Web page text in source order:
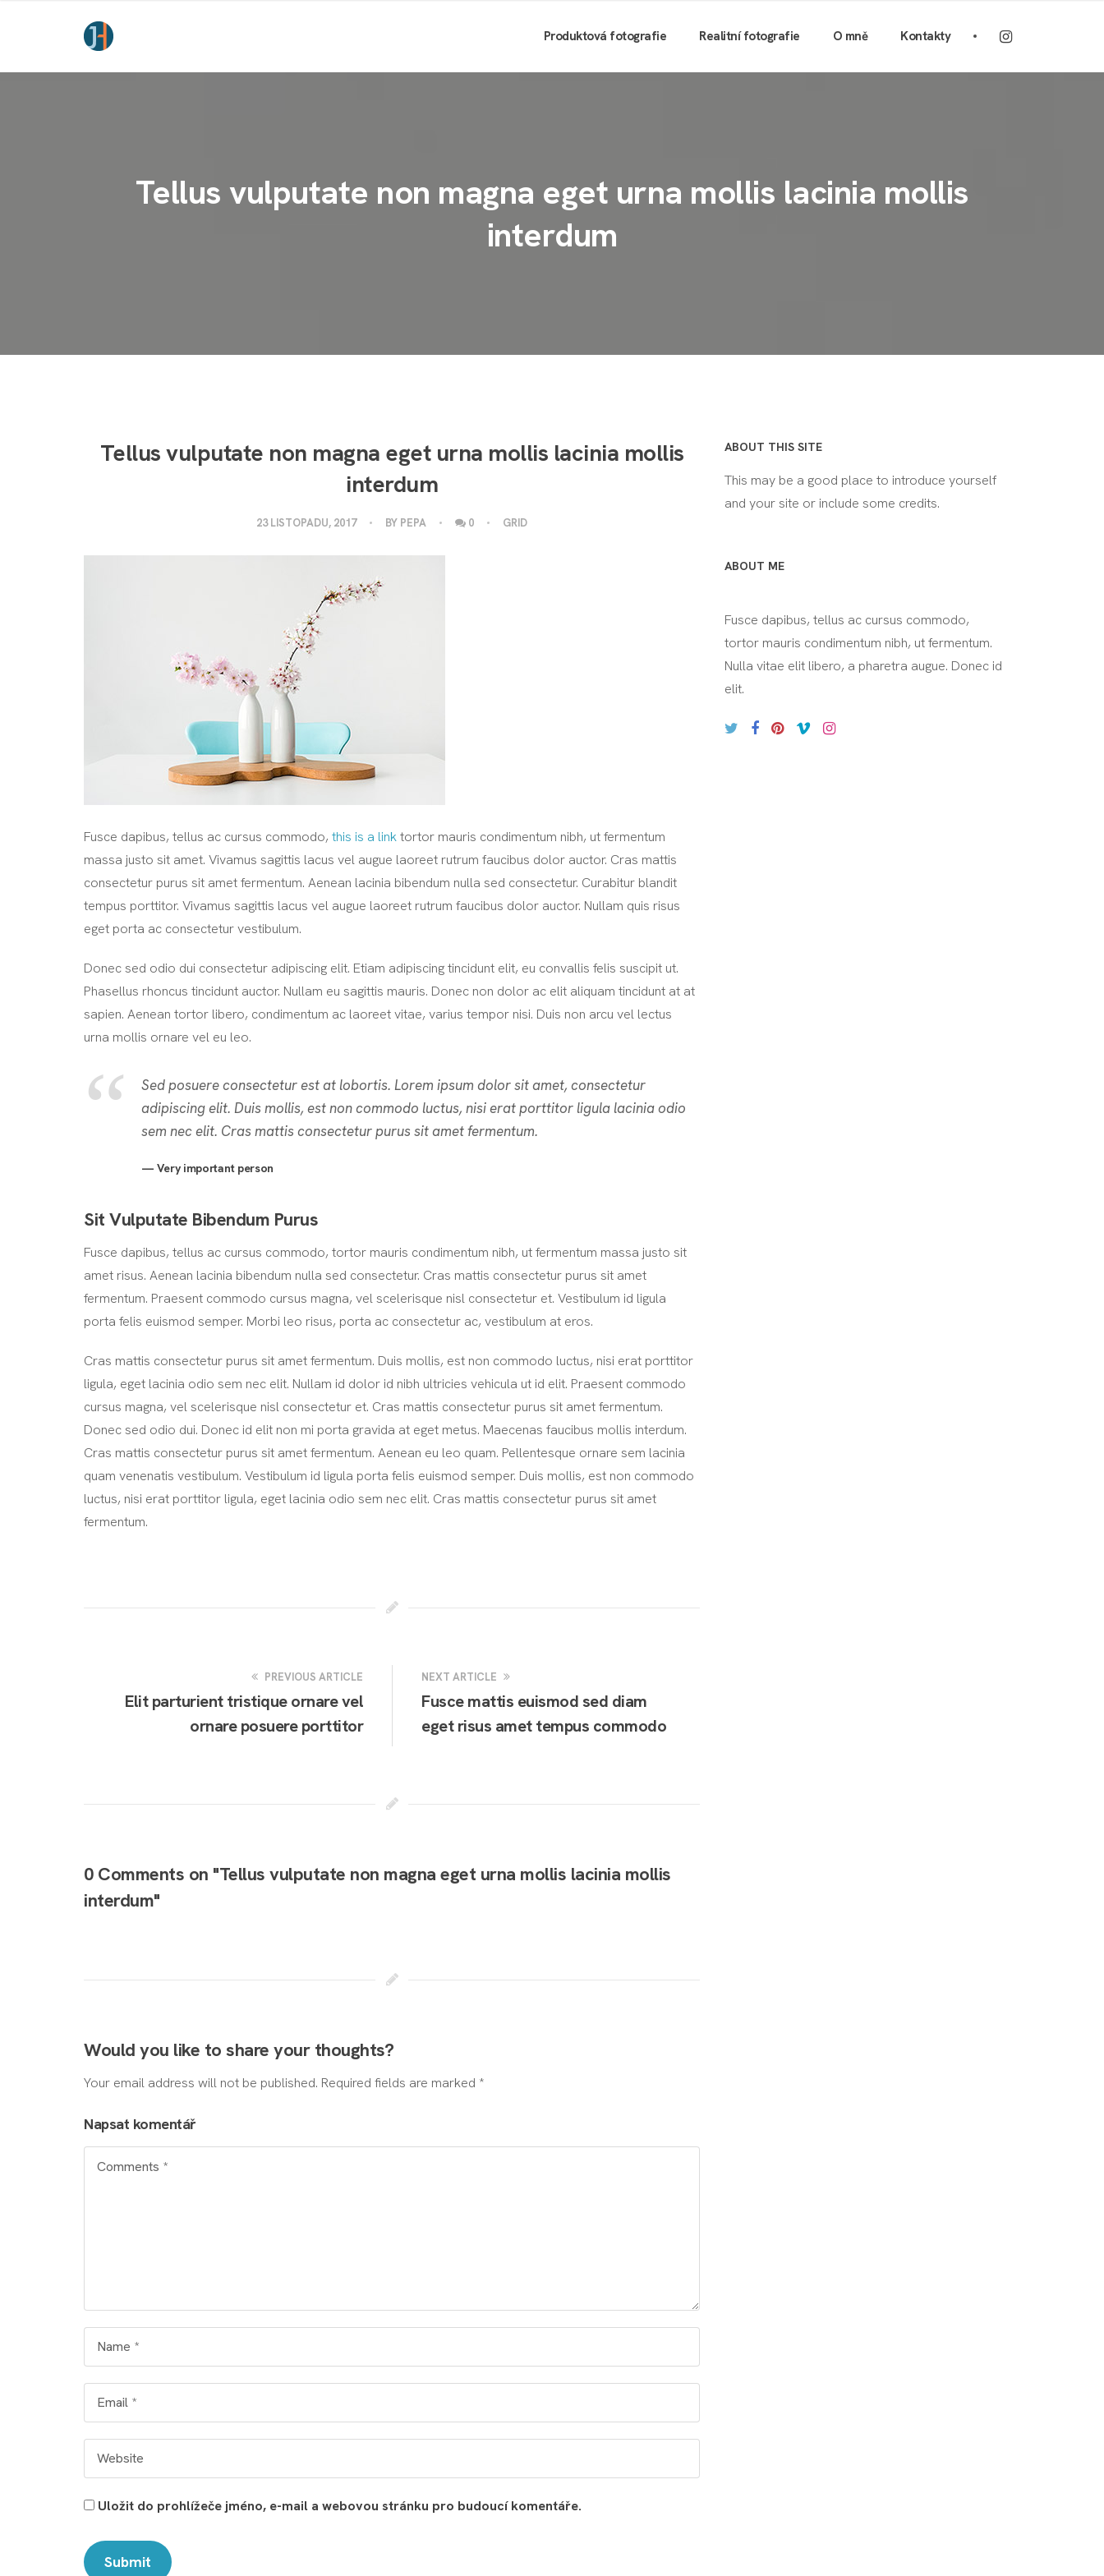
Produktová fotografie Realitní fotografie O mně Kontakty
Tellus vulputate non magna eget urna mollis lacinia mollis
interdum
Tellus vulputate non magna eget urna mollis lacinia mollis
interdum
23 LISTOPADU, 2017 BY PEPA 0 GRID
Fusce dapibus, tellus ac cursus commodo, this is a linktortor mauris condimentum nibh, ut fermentum
massa justo sit amet. Vivamus sagittis lacus vel augue laoreet rutrum faucibus dolor auctor. Cras mattis
consectetur purus sit amet fermentum. Aenean lacinia bibendum nulla sed consectetur. Curabitur blandit
tempus porttitor. Vivamus sagittis lacus vel augue laoreet rutrum faucibus dolor auctor. Nullam quis risus
eget porta ac consectetur vestibulum.
Donec sed odio dui consectetur adipiscing elit. Etiam adipiscing tincidunt elit, eu convallis felis suscipit ut.
Phasellus rhoncus tincidunt auctor. Nullam eu sagittis mauris. Donec non dolor ac elit aliquam tincidunt at at
sapien. Aenean tortor libero, condimentum ac laoreet vitae, varius tempor nisi. Duis non arcu vel lectus
urna mollis ornare vel eu leo.
Sed posuere consectetur est at lobortis. Lorem ipsum dolor sit amet, consectetur
adipiscing elit. Duis mollis, est non commodo luctus, nisi erat porttitor ligula lacinia odio
sem nec elit. Cras mattis consectetur purus sit amet fermentum.
Very important person
Sit Vulputate Bibendum Purus
Fusce dapibus, tellus ac cursus commodo, tortor mauris condimentum nibh, ut fermentum massa justo sit
amet risus. Aenean lacinia bibendum nulla sed consectetur. Cras mattis consectetur purus sit amet
fermentum. Praesent commodo cursus magna, vel scelerisque nisl consectetur et. Vestibulum id ligula
porta felis euismod semper. Morbi leo risus, porta ac consectetur ac, vestibulum at eros.
Cras mattis consectetur purus sit amet fermentum. Duis mollis, est non commodo luctus, nisi erat porttitor
ligula, eget lacinia odio sem nec elit. Nullam id dolor id nibh ultricies vehicula ut id elit. Praesent commodo
cursus magna, vel scelerisque nisl consectetur et. Cras mattis consectetur purus sit amet fermentum.
Donec sed odio dui. Donec id elit non mi porta gravida at eget metus. Maecenas faucibus mollis interdum.
Cras mattis consectetur purus sit amet fermentum. Aenean eu leo quam. Pellentesque ornare sem lacinia
quam venenatis vestibulum. Vestibulum id ligula porta felis euismod semper. Duis mollis, est non commodo
luctus, nisi erat porttitor ligula, eget lacinia odio sem nec elit. Cras mattis consectetur purus sit amet
fermentum.
PREVIOUS ARTICLE
Elit parturient tristique ornare vel
ornare posuere porttitor
NEXT ARTICLE
Fusce mattis euismod sed diam
eget risus amet tempus commodo
0 Comments on "Tellus vulputate non magna eget urna mollis lacinia mollis
interdum"
Would you like to share your thoughts?
Your email address will not be published. Required fields are marked *
Napsat komentář
Uložit do prohlížeče jméno, e-mail a webovou stránku pro budoucí komentáře.
ABOUT THIS SITE
This may be a good place to introduce yourself
and your site or include some credits.
ABOUT ME
Fusce dapibus, tellus ac cursus commodo,
tortor mauris condimentum nibh, ut fermentum.
Nulla vitae elit libero, a pharetra augue. Donec id
elit.